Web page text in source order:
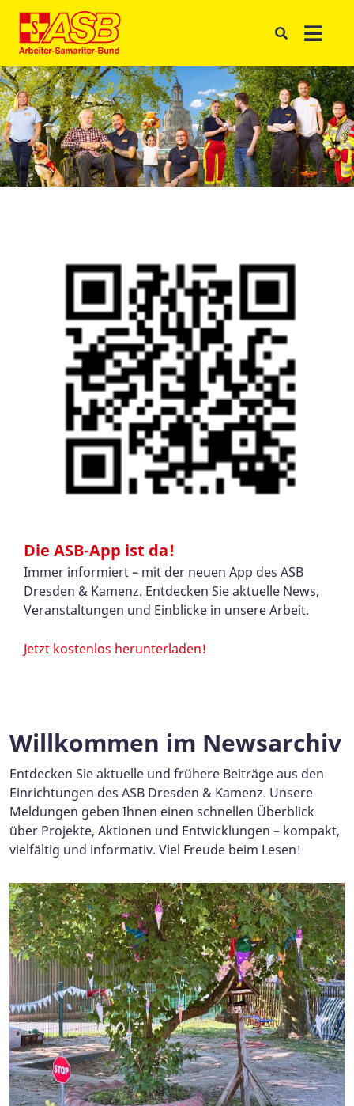
Die ASB-App ist da!
Immer informiert – mit der neuen App des ASB
Dresden & Kamenz. Entdecken Sie aktuelle News,
Veranstaltungen und Einblicke in unsere Arbeit.
Jetzt kostenlos herunterladen!
Willkommen im Newsarchiv
Entdecken Sie aktuelle und frühere Beiträge aus den
Einrichtungen des ASB Dresden & Kamenz. Unsere
Meldungen geben Ihnen einen schnellen Überblick
über Projekte, Aktionen und Entwicklungen – kompakt,
vielfältig und informativ. Viel Freude beim Lesen!